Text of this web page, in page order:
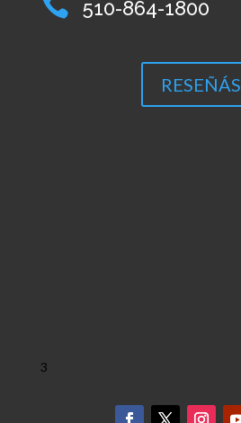
 510-864-1800
RESEÑÁS
3